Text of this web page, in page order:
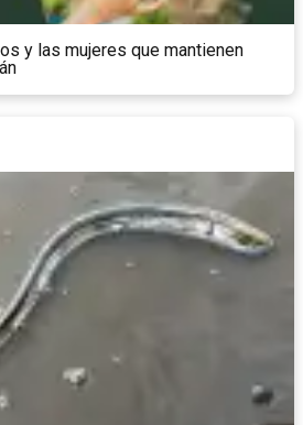
y las mujeres que mantienen